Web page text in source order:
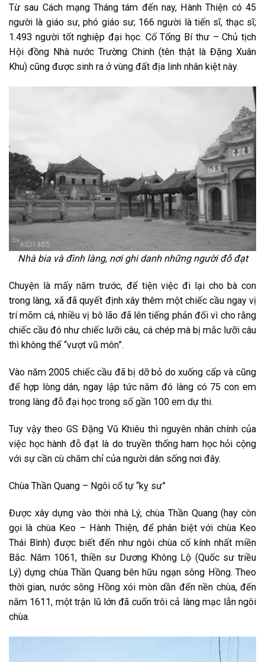
Từ sau Cách mạng Tháng tám đến nay, Hành Thiện có 45
người là giáo sư, phó giáo sư; 166 người là tiến sĩ, thạc sĩ;
1.493 người tốt nghiệp đại học. Cố Tổng Bí thư – Chủ tịch
Hội đồng Nhà nước Trường Chinh (tên thật là Đặng Xuân
Khu) cũng được sinh ra ở vùng đất địa linh nhân kiệt này.
Nhà bia và đình làng, nơi ghi danh những người đỗ đạt
Chuyện là mấy năm trước, để tiện việc đi lại cho bà con
trong làng, xã đã quyết định xây thêm một chiếc cầu ngay vị
trí mõm cá, nhiều vị bô lão đã lên tiếng phản đối vì cho rằng
chiếc cầu đó như chiếc lưỡi câu, cá chép mà bị mắc lưỡi câu
thì không thể “vượt vũ môn”.
Vào năm 2005 chiếc cầu đã bị dỡ bỏ do xuống cấp và cũng
để hợp lòng dân, ngay lập tức năm đó làng có 75 con em
trong làng đỗ đại học trong số gần 100 em dự thi.
Tuy vậy theo GS Đặng Vũ Khiêu thì nguyên nhân chính của
việc học hành đỗ đạt là do truyền thống ham học hỏi cộng
với sự cần cù chăm chỉ của người dân sống nơi đây.
Chùa Thần Quang – Ngôi cổ tự “kỵ sư”
Được xây dựng vào thời nhà Lý, chùa Thần Quang (hay còn
gọi là chùa Keo – Hành Thiện, để phân biệt với chùa Keo
Thái Bình) được biết đến như ngôi chùa cố kính nhất miền
Bắc. Năm 1061, thiền sư Dương Không Lộ (Quốc sư triều
Lý) dựng chùa Thần Quang bên hữu ngạn sông Hồng. Theo
thời gian, nước sông Hồng xói mòn dần đến nền chùa, đến
năm 1611, một trận lũ lớn đã cuốn trôi cả làng mạc lẫn ngôi
chùa.